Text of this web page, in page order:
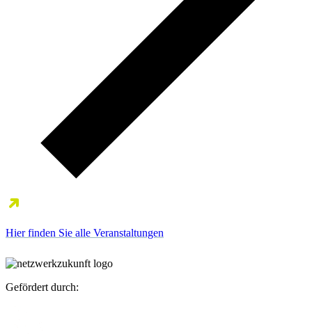
Hier finden Sie alle Veranstaltungen
Gefördert durch: